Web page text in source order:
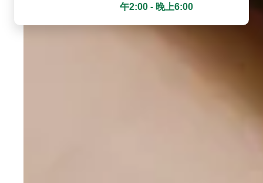
午2:00 - 晚上6:00